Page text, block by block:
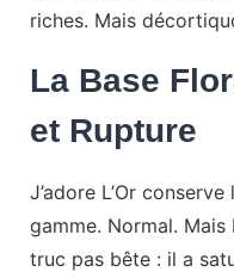
riches. Mais
La Base
et Rupture
J’adore L’Or
gamme. Normal.
truc pas bête : il a